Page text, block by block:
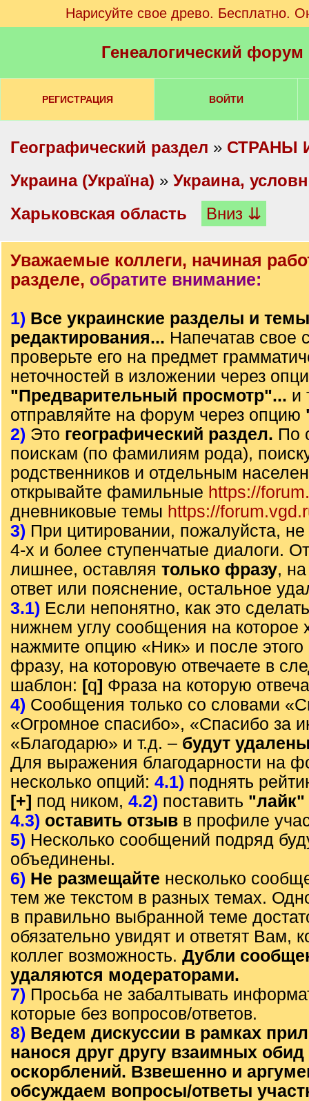
Нарисуйте свое древо. Бесплатно.
Генеалогический
РЕГИСТРАЦИЯ ВОЙТИ
Географический раздел » СТРАНЫ
Украина (Україна) » Украина,
Харьковская область
Вниз ⇊
Уважаемые коллеги, начиная
разделе, обратите внимание:
1) Все украинские разделы и
редактирования... Напечатав свое
проверьте его на предмет
неточностей в изложении через
"Предварительный просмотр"... и
отправляйте на форум через опцию
2) Это географический раздел. По
поискам (по фамилиям рода),
родственников и отдельным
открывайте фамильные https://
дневниковые темы https://
3) При цитировании, пожалуйста, не
4-х и более ступенчатые диалоги.
лишнее, оставляя только фразу,
ответ или пояснение, остальное
3.1) Если непонятно, как это
нижнем углу сообщения на которое
нажмите опцию «Ник» и после этого
фразу, на которовую отвечаете в
шаблон: [q] Фраза на которую
4) Сообщения только со словами
«Огромное спасибо», «Спасибо за
«Благодарю» и т.д. – будут
Для выражения благодарности на
несколько опций: 4.1) поднять
[+] под ником, 4.2) поставить "лайк"
4.3) оставить отзыв в профиле
5) Несколько сообщений подряд
объединены.
6) Не размещайте несколько
тем же текстом в разных темах.
в правильно выбранной теме
обязательно увидят и ответят Вам,
коллег возможность. Дубли
удаляются модераторами.
7) Просьба не забалтывать
которые без вопросов/ответов.
8) Ведем дискуссии в рамках
нанося друг другу взаимных обид
оскорблений. Взвешенно и
обсуждаем вопросы/ответы